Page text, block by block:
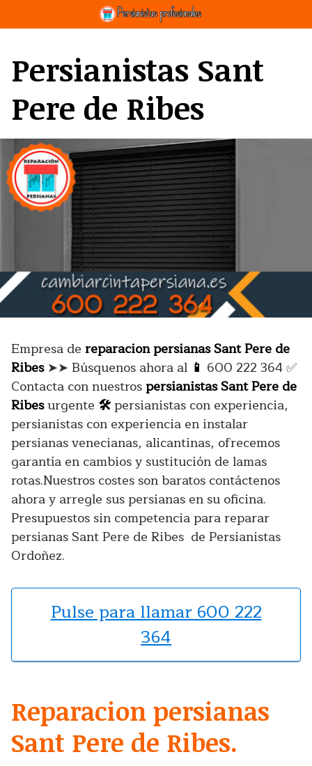
al
Persianistas Sant
Pere de Ribes
Empresa de reparacion persianas Sant Pere de
Ribes➤➤ Búsquenos ahora al 📱 600 222 364✅
Contacta con nuestrospersianistas Sant Pere de
Ribesurgente 🛠️persianistas con experiencia,
persianistas con experiencia en instalar
persianas venecianas, alicantinas, ofrecemos
garantía en cambios y sustitución de lamas
rotas.Nuestros costes son baratos contáctenos
ahora y arregle sus persianas en su oficina.
Presupuestos sin competencia para reparar
persianas Sant Pere de Ribes de Persianistas
Ordoñez.
Pulse para llamar 600 222
364
Reparacion persianas
Sant Pere de Ribes.